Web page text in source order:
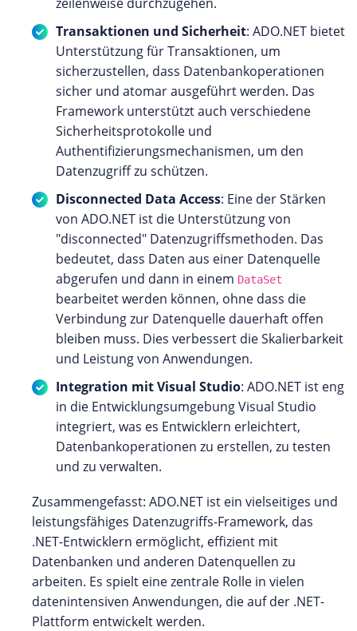
Transaktionen und Sicherheit: ADO.NET bietet
Unterstützung für Transaktionen, um
sicherzustellen, dass Datenbankoperationen
sicher und atomar ausgeführt werden. Das
Framework unterstützt auch verschiedene
Sicherheitsprotokolle und
Authentifizierungsmechanismen, um den
Datenzugriff zu schützen.
Disconnected Data Access: Eine der Stärken
von ADO.NET ist die Unterstützung von
"disconnected" Datenzugriffsmethoden. Das
bedeutet, dass Daten aus einer Datenquelle
abgerufen und dann in einem DataSet
bearbeitet werden können, ohne dass die
Verbindung zur Datenquelle dauerhaft offen
bleiben muss. Dies verbessert die Skalierbarkeit
und Leistung von Anwendungen.
Integration mit Visual Studio: ADO.NET ist eng
in die Entwicklungsumgebung Visual Studio
integriert, was es Entwicklern erleichtert,
Datenbankoperationen zu erstellen, zu testen
und zu verwalten.
Zusammengefasst: ADO.NET ist ein vielseitiges und
leistungsfähiges Datenzugriffs-Framework, das
.NET-Entwicklern ermöglicht, effizient mit
Datenbanken und anderen Datenquellen zu
arbeiten. Es spielt eine zentrale Rolle in vielen
datenintensiven Anwendungen, die auf der .NET-
Plattform entwickelt werden.